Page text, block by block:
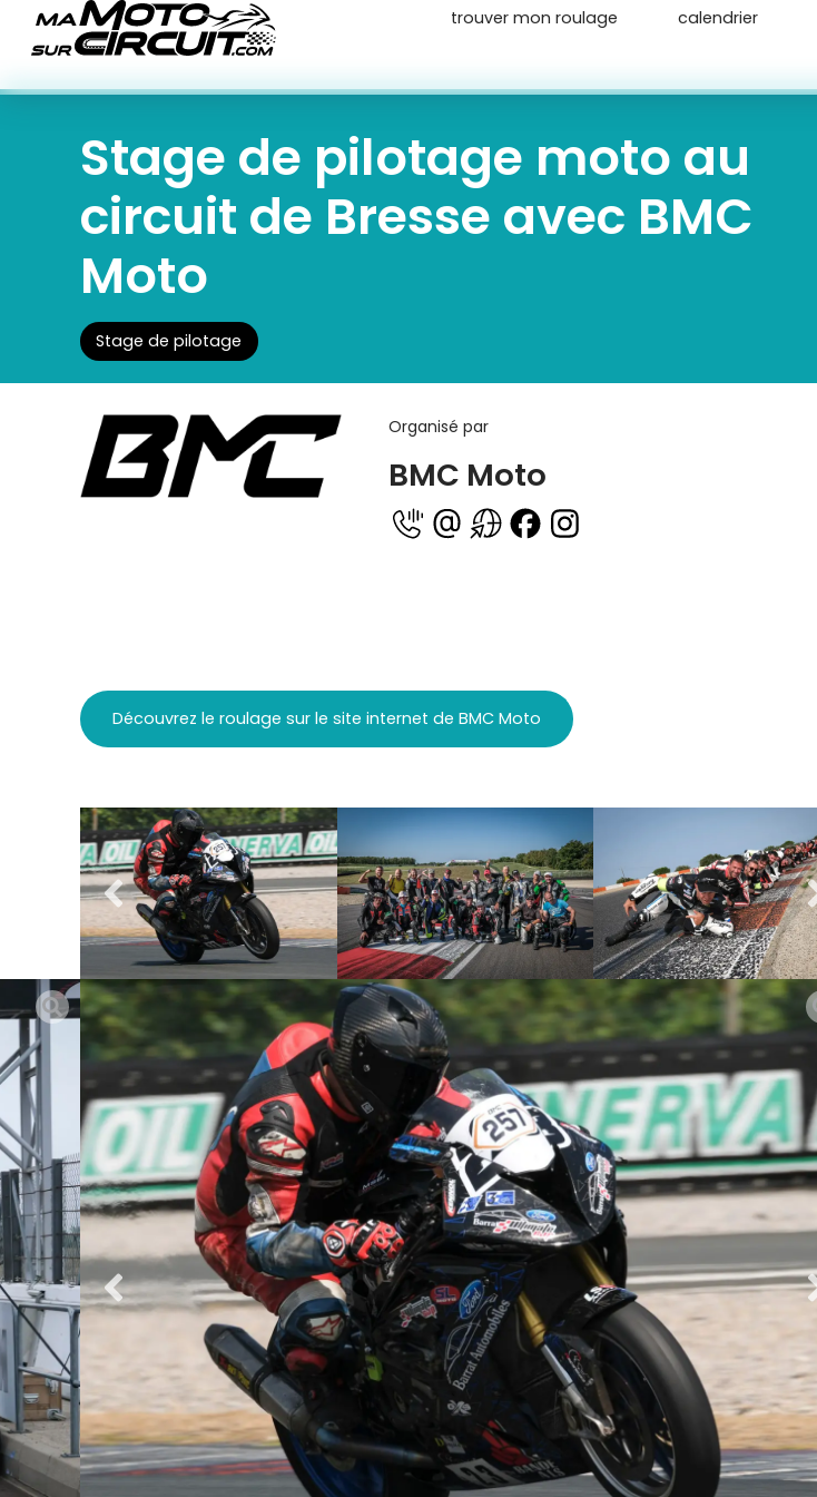
trouver mon roulage calendrier
Stage de pilotage moto au
circuit de Bresse avec BMC
Moto
Stage de pilotage
Organisé par
BMC Moto
Découvrez le roulage sur le site internet de BMC Moto